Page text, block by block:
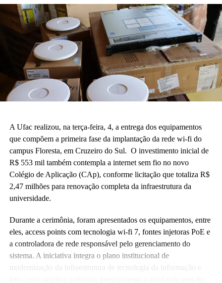
A Ufac realizou, na terça-feira, 4, a entrega dos equipamentos
que compõem a primeira fase da implantação da rede wi-fi do
campus Floresta, em Cruzeiro do Sul. O investimento inicial de
R$ 553 mil também contempla a internet sem fio no novo
Colégio de Aplicação (CAp), conforme licitação que totaliza R$
2,47 milhões para renovação completa da infraestrutura da
universidade.
Durante a cerimônia, foram apresentados os equipamentos, entre
eles, access points com tecnologia wi-fi 7, fontes injetoras PoE e
a controladora de rede responsável pelo gerenciamento do
sistema. A iniciativa integra o plano institucional de
modernização da infraestrutura de tecnologia da informação e